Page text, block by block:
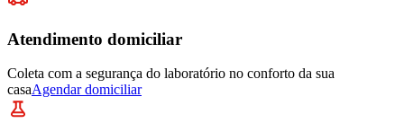
Atendimento domiciliar
Coleta com a segurança do laboratório no conforto da sua
casaAgendar domiciliar